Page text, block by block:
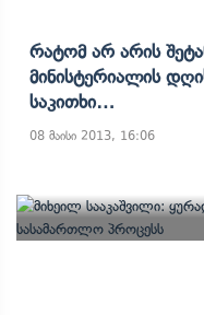
Რატომ Არ Არის
Მინისტერიალის
Საკითხი…
08 მაისი 2013, 16:06